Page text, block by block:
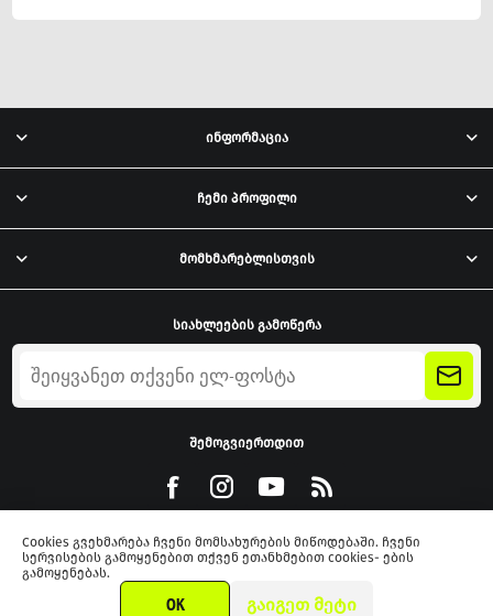
ინფორმაცია
ჩემი პროფილი
მომხმარებლისთვის
სიახლეების გამოწერა
შემოგვიერთდით
Powered by
nopCommerce
Cookies გვეხმარება ჩვენი მომსახურების მიწოდებაში. ჩვენი
სერვისების გამოყენებით თქვენ ეთანხმებით cookies- ების
გამოყენებას.
OK ᲒᲐᲘᲒᲔᲗ ᲛᲔᲢᲘ